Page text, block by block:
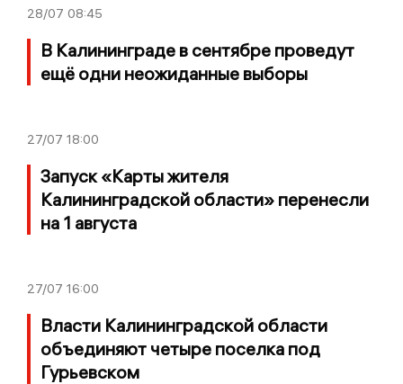
28/07 08:45
В Калининграде в сентябре проведут
ещё одни неожиданные выборы
27/07 18:00
Запуск «Карты жителя
Калининградской области» перенесли
на 1 августа
27/07 16:00
Власти Калининградской области
объединяют четыре поселка под
Гурьевском